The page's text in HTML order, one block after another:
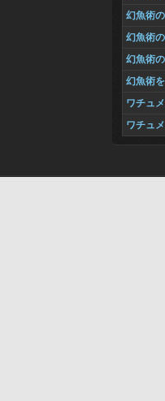
幻魚術
幻魚術
幻魚術
幻魚術
ワチュ
ワチュ